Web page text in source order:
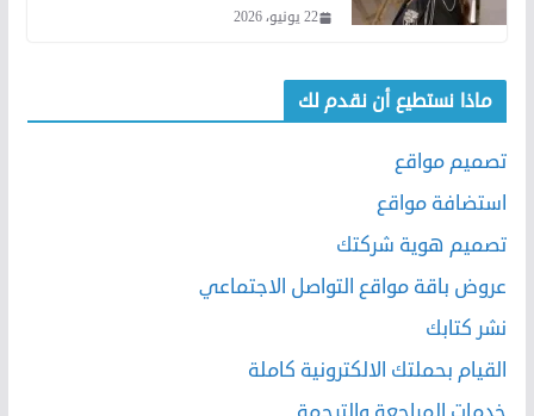
22 يونيو، 2026
ماذا نستطيع أن نقدم لك
تصميم مواقع
استضافة مواقع
تصميم هوية شركتك
عروض باقة مواقع التواصل الاجتماعي
نشر كتابك
القيام بحملتك الالكترونية كاملة